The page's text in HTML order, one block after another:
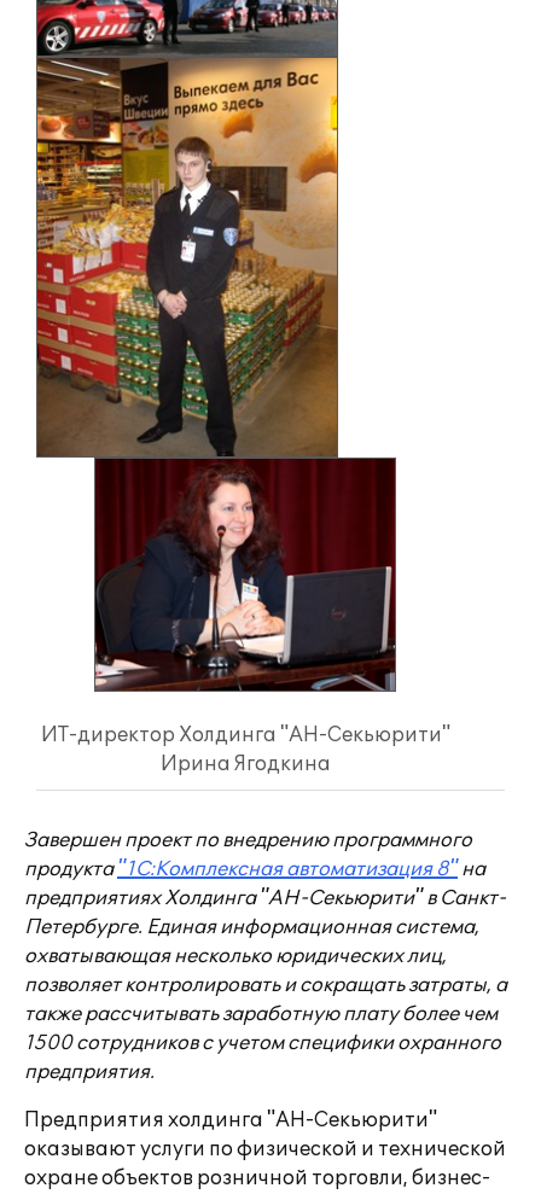
ИТ-директор Холдинга "АН-Секьюрити"
Ирина Ягодкина
Завершен проект по внедрению программного
продукта "1С:Комплексная автоматизация 8"на
предприятиях Холдинга "АН-Секьюрити" в Санкт-
Петербурге. Единая информационная система,
охватывающая несколько юридических лиц,
позволяет контролировать и сокращать затраты, а
также рассчитывать заработную плату более чем
1500 сотрудников с учетом специфики охранного
предприятия.
Предприятия холдинга "АН-Секьюрити"
оказывают услуги по физической и технической
охране объектов розничной торговли, бизнес-